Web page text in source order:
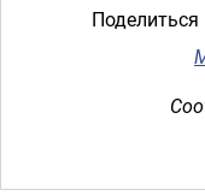
Поделиться